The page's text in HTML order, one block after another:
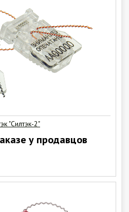
"Силтэк-2"
у продавцов